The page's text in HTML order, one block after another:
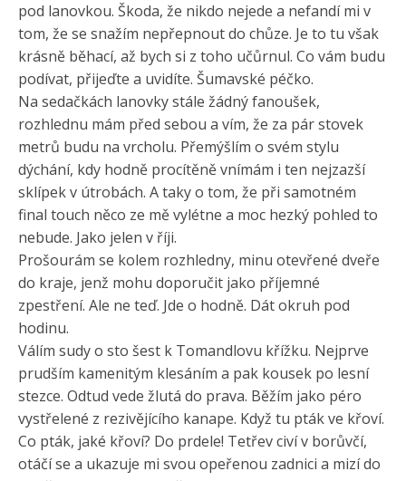
pod lanovkou. Škoda, že nikdo nejede a nefandí mi v
tom, že se snažím nepřepnout do chůze. Je to tu však
krásně běhací, až bych si z toho učůrnul. Co vám budu
podívat, přijeďte a uvidíte. Šumavské péčko.
Na sedačkách lanovky stále žádný fanoušek,
rozhlednu mám před sebou a vím, že za pár stovek
metrů budu na vrcholu. Přemýšlím o svém stylu
dýchání, kdy hodně procítěně vnímám i ten nejzazší
sklípek v útrobách. A taky o tom, že při samotném
final touch něco ze mě vylétne a moc hezký pohled to
nebude. Jako jelen v říji.
Prošourám se kolem rozhledny, minu otevřené dveře
do kraje, jenž mohu doporučit jako příjemné
zpestření. Ale ne teď. Jde o hodně. Dát okruh pod
hodinu.
Válím sudy o sto šest k Tomandlovu křížku. Nejprve
prudším kamenitým klesáním a pak kousek po lesní
stezce. Odtud vede žlutá do prava. Běžím jako péro
vystřelené z rezivějícího kanape. Když tu pták ve křoví.
Co pták, jaké křoví? Do prdele! Tetřev civí v borůvčí,
otáčí se a ukazuje mi svou opeřenou zadnici a mizí do